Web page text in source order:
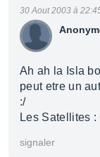
30 Aout 2003 à
Ah ah la Isla
peut etre un
:/
Les Satellites :
signaler